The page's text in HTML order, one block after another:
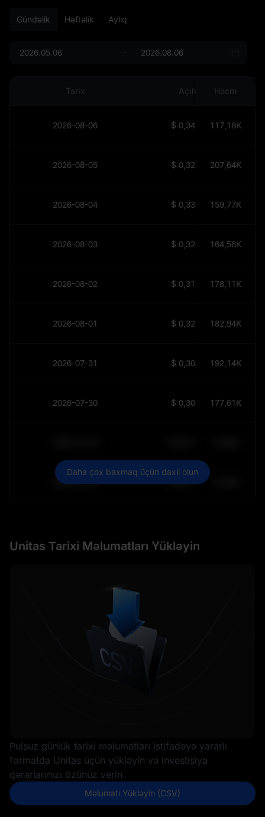
Gündəlik Həftəlik Aylıq
Tarix Açılış Həcm
2026-08-06 $ 0,34139 117,18K
2026-08-05 $ 0,32559 207,64K
2026-08-04 $ 0,33797 159,77K
2026-08-03 $ 0,32835 164,56K
2026-08-02 $ 0,31759 178,11K
2026-08-01 $ 0,32576 182,94K
2026-07-31 $ 0,30446 192,14K
2026-07-30 $ 0,30368 177,61K
2030-05-29 $64.011,99
Daha çox baxmaq üçün daxil olun
Unitas Tarixi Məlumatları Yükləyin
Pulsuz günlük tarixi məlumatları istifadəyə yararlı
formatda Unitas üçün yükləyin və investisiya
qərarlarınızı özünüz verin.
Məlumatı Yükləyin (CSV)